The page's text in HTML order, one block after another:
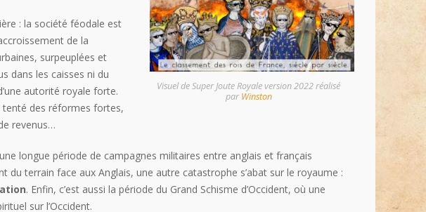
Visuel de Super Joute Royale version 2022 réalisé
par Winston
: la société féodale est
de la
surpeuplées et
dans les caisses ni du
autorité royale forte.
tenté des réformes fortes,
revenus…
longue période de campagnes militaires entre anglais et français
du terrain face aux Anglais, une autre catastrophe s’abat sur le royaume :
. Enfin, c’est aussi la période du Grand Schisme d’Occident, où une
sur l’Occident.